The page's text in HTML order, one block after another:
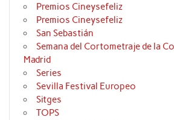
Premios Cineysefeliz
Premios Cineysefeliz
San Sebastián
Semana del Cortometraje de la
Madrid
Series
Sevilla Festival Europeo
Sitges
TOPS